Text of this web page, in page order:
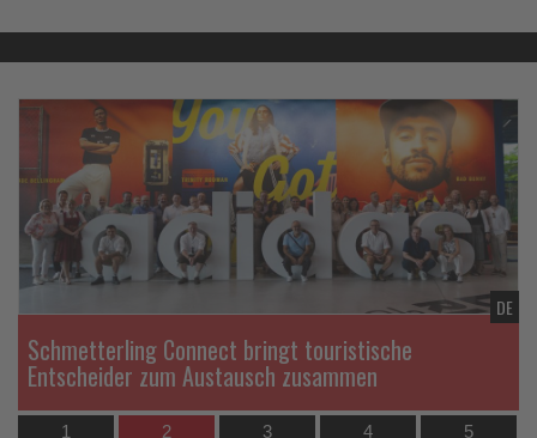
Wissen,
was
im
Tourismus
los
ist!
Lesen
Nachrichten
Schmetterling Connect bringt touristische
Entscheider zum Austausch zusammen
DE
1 2 3 4 5